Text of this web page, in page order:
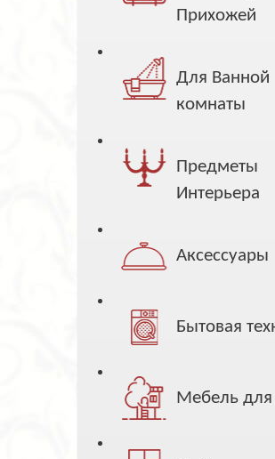
Прихожей
Для Ванной
комнаты
Предметы
Интерьера
Аксессуары
Бытовая
Мебель для